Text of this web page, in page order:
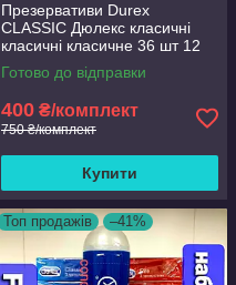
Презервативи Durex
CLASSIC Дюлекс класичні
класичні класичне 36 шт 12
пачок.до 2030 року
Готово до відправки
400 ₴/комплект
750 ₴/комплект
Купити
Топ продажів –41%